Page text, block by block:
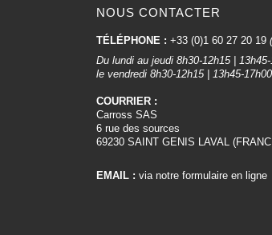
NOUS CONTACTER
TÉLÉPHONE : +33 (0)1 60 27 20 19
Du lundi au jeudi 8h30-12h15 |
le vendredi 8h30-12h15 | 13h45-17h00
COURRIER :
Carross SAS
6 rue des sources
69230 SAINT GENIS LAVAL
EMAIL : via notre formulaire en ligne